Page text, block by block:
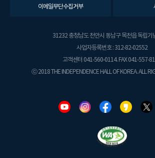
이메일무단수집거부
31232 충청남도 천안시 동남구 목천읍 독립기
사업자등록번호 : 312-82-02552
고객센터 041-560-0114. FAX 041-557-
ⓒ 2018 THE INDEPENDENCE HALL OF KOREA. ALL